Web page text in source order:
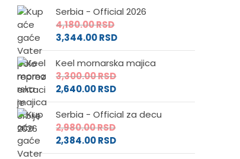
Serbia - Official 2026
4,180.00RSD
3,344.00RSD
Keel mornarska majica
3,300.00RSD
2,640.00RSD
Serbia - Official za decu
2,980.00RSD
2,384.00RSD